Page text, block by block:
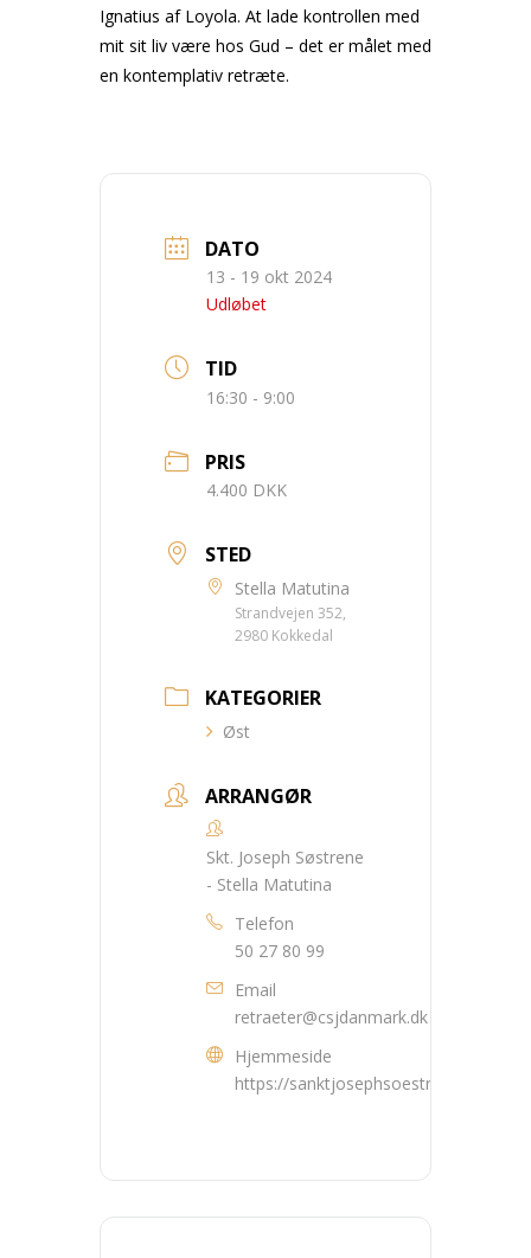
Ignatius af Loyola. At lade kontrollen med
mit sit liv være hos Gud – det er målet med
en kontemplativ retræte.
DATO
13 - 19 okt 2024
Udløbet
TID
16:30 - 9:00
PRIS
4.400 DKK
STED
Stella Matutina
Strandvejen 352,
2980 Kokkedal
KATEGORIER
Øst
ARRANGØR
Skt. Joseph Søstrene
- Stella Matutina
Telefon
50 27 80 99
Email
retraeter@csjdanmark.dk
Hjemmeside
https://sanktjosephsoestrene.dk